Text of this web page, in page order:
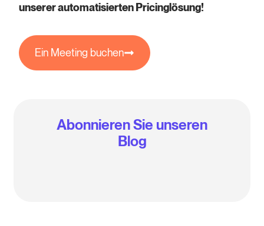
unserer automatisierten Pricinglösung!
Ein Meeting buchen
Abonnieren Sie unseren
Blog